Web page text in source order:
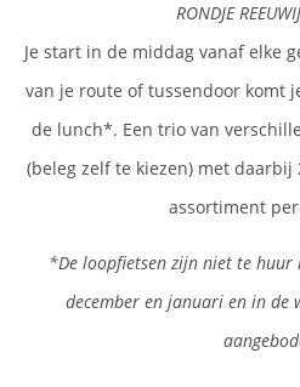
RONDJE
Je start in de middag vanaf elke
van je route of tussendoor komt
de lunch*. Een trio van
(beleg zelf te kiezen) met
assortiment
*De loopfietsen zijn niet te huur
december en januari en in de